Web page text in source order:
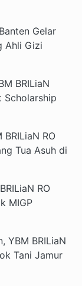
Gelar
Ahli Gizi
BRILiaN
Scholarship
RO
Tua Asuh di
RO
MIGP
YBM BRILiaN
Tani Jamur